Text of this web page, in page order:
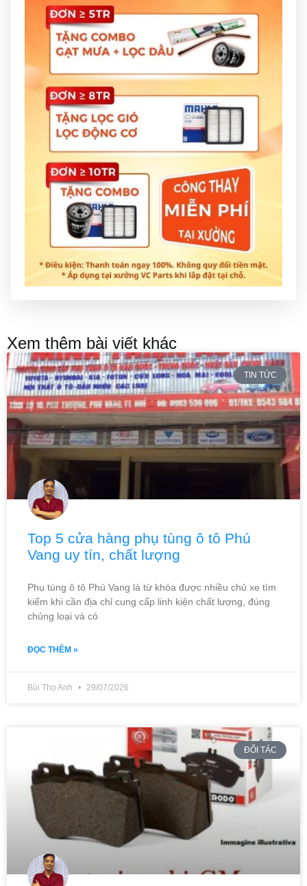
Xem thêm bài viết khác
TIN TỨC
Top 5 cửa hàng phụ tùng ô tô Phú
Vang uy tín, chất lượng
Phụ tùng ô tô Phú Vang là từ khóa được nhiều chủ xe tìm
kiếm khi cần địa chỉ cung cấp linh kiện chất lượng, đúng
chủng loại và có
ĐỌC THÊM »
Bùi Thọ Anh 29/07/2026
ĐỐI TÁC